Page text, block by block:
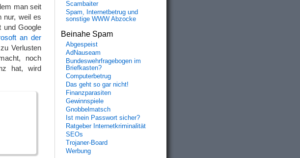
man seit
nur, weil es
und Google
an der
Verlusten
noch
hat, wird
Scambaiter
Spam, Internetbetrug und
sonstige WWW Abzocke
Beinahe Spam
Abgespeist
AdNauseam
Bundeswehrfragebogen im
Briefkasten?
Computerbetrug
Das geht so gar nicht!
Finanzparasiten
Gewinnspiele
Gnobbelmatsch
Ist mein Passwort sicher?
Ratgeber Internetkriminalität
SEOs
Trojaner-Board
Werbung